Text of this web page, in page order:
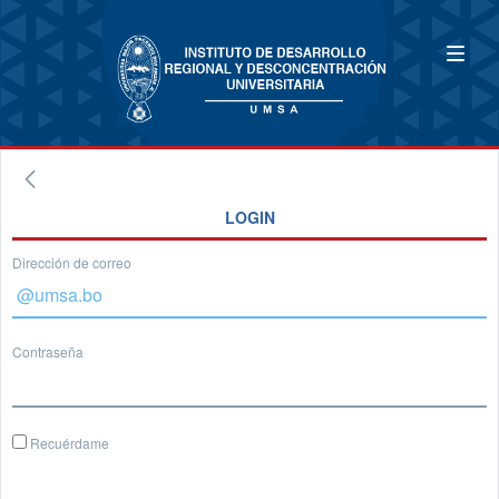
LOGIN
Dirección de correo
Contraseña
Recuérdame